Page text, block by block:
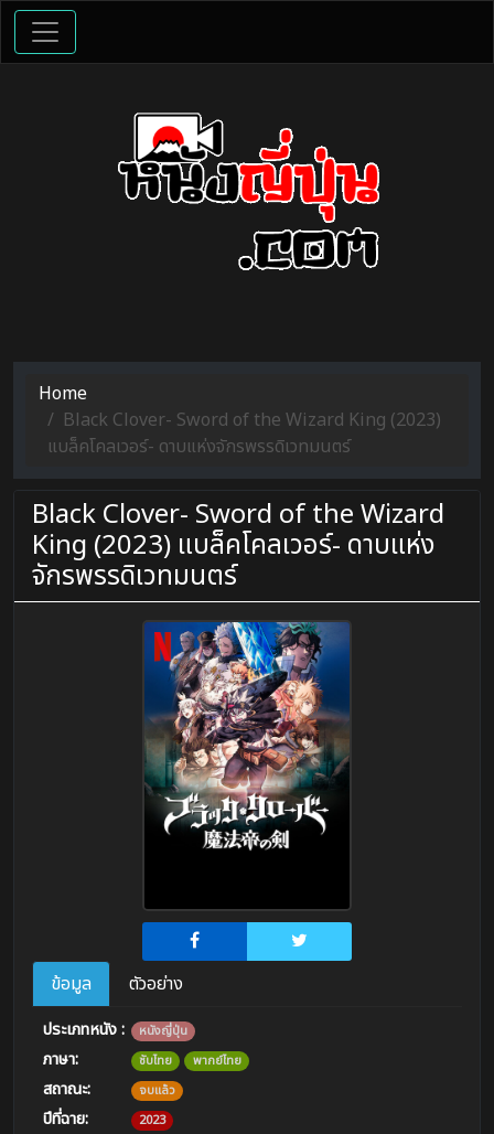
Home
Black Clover- Sword of the Wizard King (2023)
แบล็คโคลเวอร์- ดาบแห่งจักรพรรดิเวทมนตร์
Black Clover- Sword of the Wizard
King (2023) แบล็คโคลเวอร์- ดาบแห่ง
จักรพรรดิเวทมนตร์
ข้อมูล ตัวอย่าง
ประเภทหนัง : หนังญี่ปุ่น
ภาษา: ซับไทย พากย์ไทย
สถาณะ: จบแล้ว
ปีที่ฉาย: 2023